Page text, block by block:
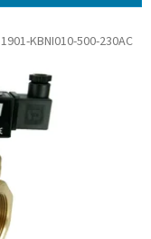
1901-KBNI010-500-230AC